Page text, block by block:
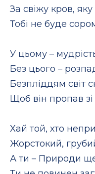
За свіжу кров,
Тобі не буде
У цьому –
Без цього –
Безпліддям світ
Щоб він пропав
Хай той, хто
Жорстокий,
А ти – Природи